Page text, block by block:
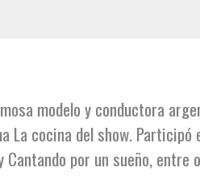
modelo y conductora
La cocina del show.
Cantando por un sueño, entre